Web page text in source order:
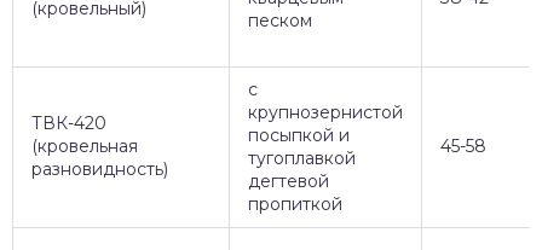
(кровельный)
песком
ТВК-420
(кровельная
разновидность)
с
крупнозернистой
посыпкой и
тугоплавкой
дегтевой
пропиткой
45-58